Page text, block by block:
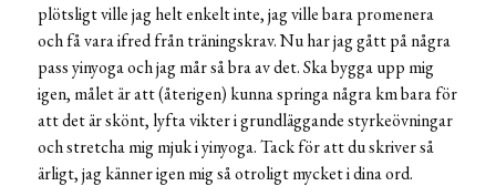
plötsligt ville jag helt enkelt inte, jag ville bara promenera
och få vara ifred från träningskrav. Nu har jag gått på några
pass yinyoga och jag mår så bra av det. Ska bygga upp mig
igen, målet är att (återigen) kunna springa några km bara för
att det är skönt, lyfta vikter i grundläggande styrkeövningar
och stretcha mig mjuk i yinyoga. Tack för att du skriver så
ärligt, jag känner igen mig så otroligt mycket i dina ord.